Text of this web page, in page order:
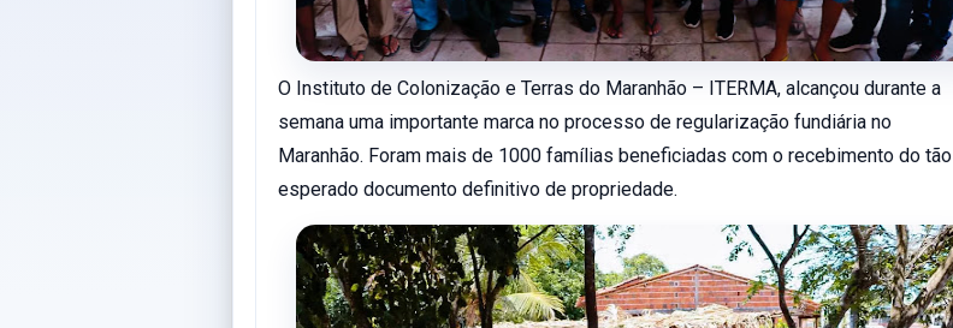
O Instituto de Colonização e Terras do Maranhão – ITERMA, alcançou durante a
semana uma importante marca no processo de regularização fundiária no
Maranhão. Foram mais de 1000 famílias beneficiadas com o recebimento do tão
esperado documento definitivo de propriedade.